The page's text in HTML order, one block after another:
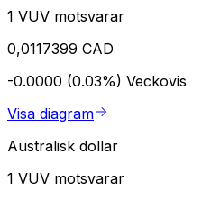
1 VUV motsvarar
0,0117399 CAD
-0.0000 (0.03%) Veckovis
Visa diagram
Australisk dollar
1 VUV motsvarar